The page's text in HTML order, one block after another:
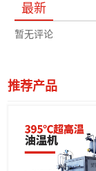
最新
暂无评论
推荐产品